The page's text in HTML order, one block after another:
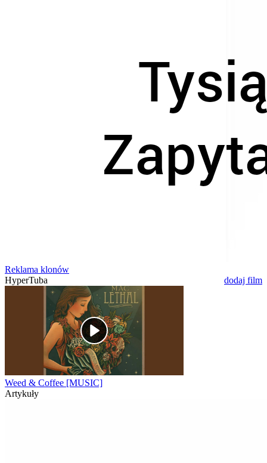
Reklama klonów
HyperTuba
dodaj film
Weed & Coffee [MUSIC]
Artykuły